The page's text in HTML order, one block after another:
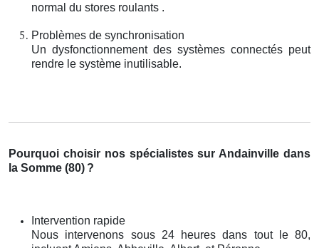
normal du stores roulants .
Problèmes de synchronisation
Un dysfonctionnement des systèmes connectés peut
rendre le système inutilisable.
Pourquoi choisir nos spécialistes sur Andainville dans
la Somme (80) ?
Intervention rapide
Nous intervenons sous 24 heures dans tout le 80,